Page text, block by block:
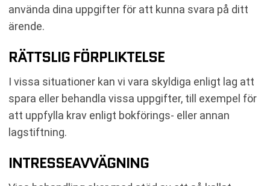
använda dina uppgifter för att kunna svara på ditt
ärende.
RÄTTSLIG FÖRPLIKTELSE
I vissa situationer kan vi vara skyldiga enligt lag att
spara eller behandla vissa uppgifter, till exempel för
att uppfylla krav enligt bokförings- eller annan
lagstiftning.
INTRESSEAVVÄGNING